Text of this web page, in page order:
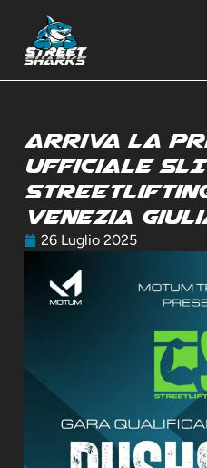
contenuto
Arriva la
ufficiale SLI
Venezia
26 Luglio 2025